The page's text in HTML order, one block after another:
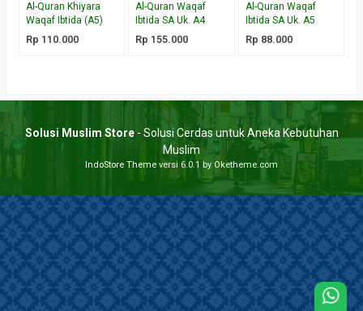
Al-Quran Khiyara
Waqaf Ibtida (A5)
Rp 110.000
Al-Quran Waqaf
Ibtida SA Uk. A4
Rp 155.000
Al-Quran Waqaf
Ibtida SA Uk. A5
Rp 88.000
Solusi Muslim Store- Solusi Cerdas untuk Aneka Kebutuhan
Muslim
IndoStore Theme versi 6.0.1 by Oketheme.com